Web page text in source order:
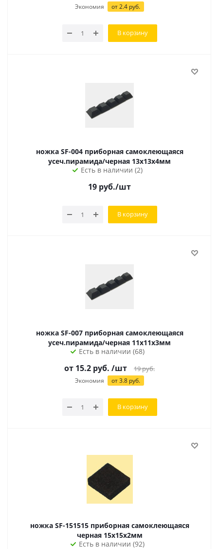
Экономия от 2.4 руб.
В корзину
ножка SF-004 приборная самоклеющаяся
усеч.пирамида/черная 13х13х4мм
Есть в наличии (2)
19 руб./шт
В корзину
ножка SF-007 приборная самоклеющаяся
усеч.пирамида/черная 11х11х3мм
Есть в наличии (68)
от 15.2 руб. /шт 19руб.
Экономия от 3.8 руб.
В корзину
ножка SF-151515 приборная самоклеющаяся
черная 15х15х2мм
Есть в наличии (92)